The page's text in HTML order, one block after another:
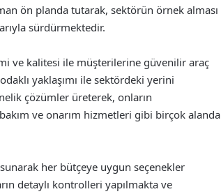
ön planda tutarak, sektörün örnek alması
sürdürmektedir.
ve kalitesi ile müşterilerine güvenilir araç
yaklaşımı ile sektördeki yerini
çözümler üreterek, onların
ve onarım hizmetleri gibi birçok alanda
her bütçeye uygun seçenekler
detaylı kontrolleri yapılmakta ve